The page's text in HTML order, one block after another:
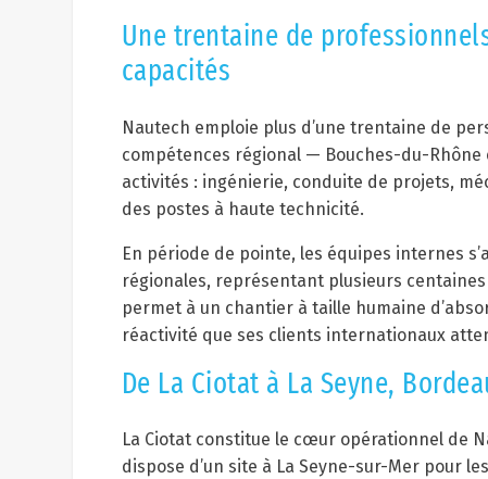
Une trentaine de
capacités
Nautech emploie plus d’une trentaine de
compétences régional — Bouches-du-
activités : ingénierie, conduite de projets,
des postes à haute technicité.
En période de pointe, les équipes internes
régionales, représentant plusieurs
permet à un chantier à taille humaine
réactivité que ses clients internationaux
De La Ciotat à La Seyne,
La Ciotat constitue le cœur opérationnel de
dispose d’un site à La Seyne-sur-Mer pour